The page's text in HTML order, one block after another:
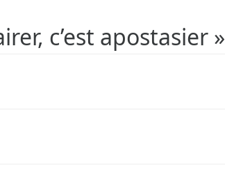
c’est apostasier »